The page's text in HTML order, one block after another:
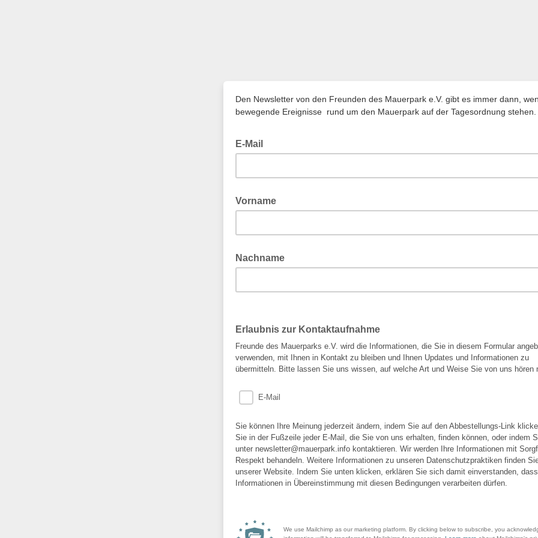
Den Newsletter von den Freunden des Mauerpark e.V. gibt es immer dann,
bewegende Ereignisse rund um den Mauerpark auf der Tagesordnung stehen.
E-Mail
Vorname
Nachname
Erlaubnis zur Kontaktaufnahme
Freunde des Mauerparks e.V. wird die Informationen, die Sie in diesem Formular
verwenden, mit Ihnen in Kontakt zu bleiben und Ihnen Updates und Informationen zu
übermitteln. Bitte lassen Sie uns wissen, auf welche Art und Weise Sie von uns hören
E-Mail
Sie können Ihre Meinung jederzeit ändern, indem Sie auf den Abbestellungs-Link
Sie in der Fußzeile jeder E-Mail, die Sie von uns erhalten, finden können, oder indem
unter newsletter@mauerpark.info kontaktieren. Wir werden Ihre Informationen mit
Respekt behandeln. Weitere Informationen zu unseren Datenschutzpraktiken finden
unserer Website. Indem Sie unten klicken, erklären Sie sich damit einverstanden,
Informationen in Übereinstimmung mit diesen Bedingungen verarbeiten dürfen.
We use Mailchimp as our marketing platform. By clicking below to subscribe, you